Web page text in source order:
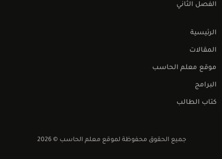
الفصل الثاني
الرئيسية
المقالات
موقع معلم الحاسب
البرامج
كتاب الطالب
جميع الحقوق محفوظة لموقع معلم الحاسب © 2026
اتصل بنا